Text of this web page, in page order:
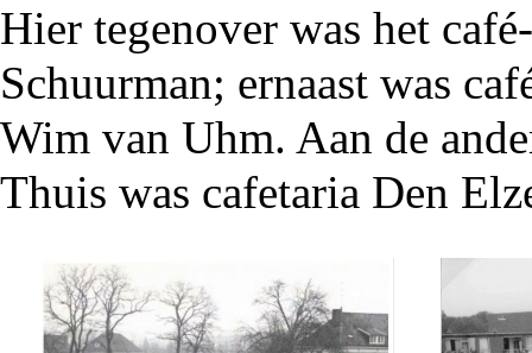
Hier tegenover was het
Schuurman; ernaast was
Wim van Uhm. Aan de
Thuis was cafetaria Den